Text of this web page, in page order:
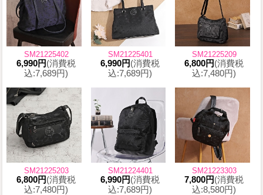
SM21225402
6,990円(消費税
込:7,689円)
SM21225401
6,990円(消費税
込:7,689円)
SM21225209
6,800円(消費税
込:7,480円)
SM21225203
6,800円(消費税
込:7,480円)
SM21224401
6,990円(消費税
込:7,689円)
SM21223303
7,800円(消費税
込:8,580円)